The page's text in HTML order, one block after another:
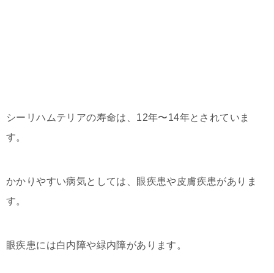
シーリハムテリアの寿命は、12年〜14年とされていま
す。
かかりやすい病気としては、眼疾患や皮膚疾患がありま
す。
眼疾患には白内障や緑内障があります。